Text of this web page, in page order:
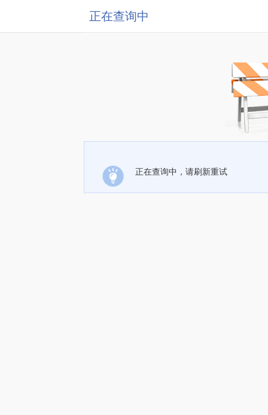
正在查询中
正在查询中，请刷新重试